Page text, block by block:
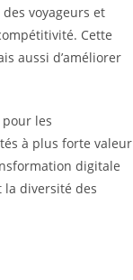
voyageurs et
Cette
aussi d’améliorer
les
à plus forte valeur
digitale
la diversité des